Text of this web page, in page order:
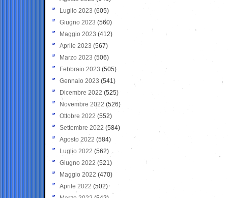
Luglio 2023 (605)
Giugno 2023 (560)
Maggio 2023 (412)
Aprile 2023 (567)
Marzo 2023 (506)
Febbraio 2023 (505)
Gennaio 2023 (541)
Dicembre 2022 (525)
Novembre 2022 (526)
Ottobre 2022 (552)
Settembre 2022 (584)
Agosto 2022 (584)
Luglio 2022 (562)
Giugno 2022 (521)
Maggio 2022 (470)
Aprile 2022 (502)